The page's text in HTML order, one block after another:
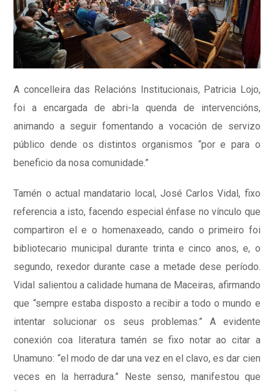
A concelleira das Relacións Institucionais, Patricia Lojo,
foi a encargada de abri-la quenda de intervencións,
animando a seguir fomentando a vocación de servizo
público dende os distintos organismos “por e para o
beneficio da nosa comunidade.”
Tamén o actual mandatario local, José Carlos Vidal, fixo
referencia a isto, facendo especial énfase no vínculo que
compartiron el e o homenaxeado, cando o primeiro foi
bibliotecario municipal durante trinta e cinco anos, e, o
segundo, rexedor durante case a metade dese período.
Vidal salientou a calidade humana de Maceiras, afirmando
que “sempre estaba disposto a recibir a todo o mundo e
intentar solucionar os seus problemas.” A evidente
conexión coa literatura tamén se fixo notar ao citar a
Unamuno: “el modo de dar una vez en el clavo, es dar cien
veces en la herradura.” Neste senso, manifestou que